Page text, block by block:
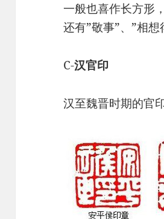
一般也喜作长方形
还有”敬事”、”相想
C-汉官印
汉至魏晋时期的官